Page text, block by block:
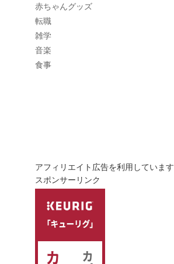
赤ちゃんグッズ
転職
雑学
音楽
食事
アフィリエイト広告を利用しています
スポンサーリンク